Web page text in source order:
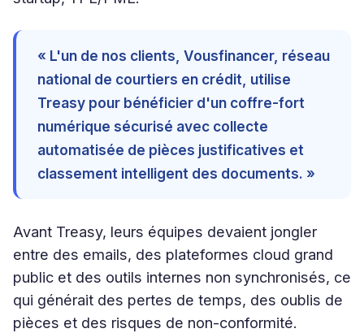
« L'un de nos clients, Vousfinancer, réseau
national de courtiers en crédit, utilise
Treasy pour bénéficier d'un coffre-fort
numérique sécurisé avec collecte
automatisée de pièces justificatives et
classement intelligent des documents. »
Avant Treasy, leurs équipes devaient jongler
entre des emails, des plateformes cloud grand
public et des outils internes non synchronisés, ce
qui générait des pertes de temps, des oublis de
pièces et des risques de non-conformité.